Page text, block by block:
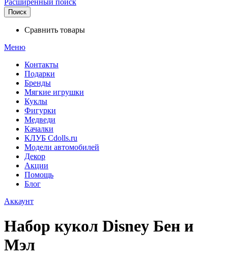
Расширенный поиск
Поиск
Сравнить товары
Меню
Контакты
Подарки
Бренды
Мягкие игрушки
Куклы
Фигурки
Медведи
Качалки
КЛУБ Cdolls.ru
Модели автомобилей
Декор
Акции
Помощь
Блог
Аккаунт
Набор кукол Disney Бен и
Мэл